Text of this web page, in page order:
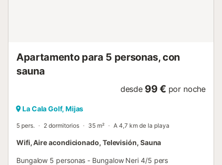
Apartamento para 5 personas, con
sauna
desde 99 € por noche
La Cala Golf, Mijas
5 pers. 2 dormitorios 35 m² A 4,7 km de la playa
Wifi, Aire acondicionado, Televisión, Sauna
Bungalow 5 personas - Bungalow Neri 4/5 pers